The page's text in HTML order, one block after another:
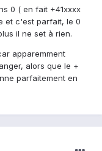
0 ( en fait +41xxxx
et c'est parfait, le 0
il ne set à rien.
apparemment
alors que le +
parfaitement en